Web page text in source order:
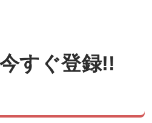
すぐ登録!!